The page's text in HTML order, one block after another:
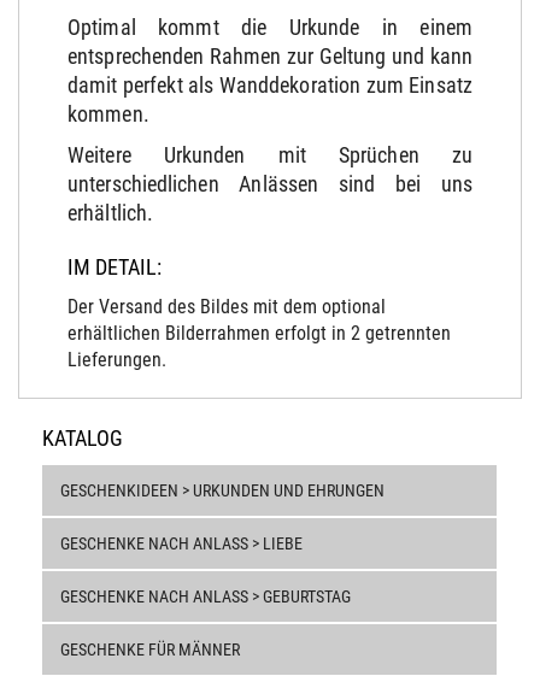
Optimal kommt die Urkunde in einem
entsprechenden Rahmen zur Geltung und kann
damit perfekt als Wanddekoration zum Einsatz
kommen.
Weitere Urkunden mit Sprüchen zu
unterschiedlichen Anlässen sind bei uns
erhältlich.
IM DETAIL:
Der Versand des Bildes mit dem optional
erhältlichen Bilderrahmen erfolgt in 2 getrennten
Lieferungen.
KATALOG
GESCHENKIDEEN > URKUNDEN UND EHRUNGEN
GESCHENKE NACH ANLASS > LIEBE
GESCHENKE NACH ANLASS > GEBURTSTAG
GESCHENKE FÜR MÄNNER